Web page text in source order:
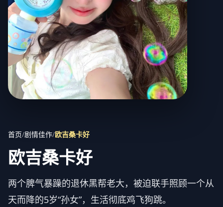
首页/剧情佳作/欧吉桑卡好
欧吉桑卡好
两个脾气暴躁的退休黑帮老大，被迫联手照顾一个从
天而降的5岁“孙女”，生活彻底鸡飞狗跳。